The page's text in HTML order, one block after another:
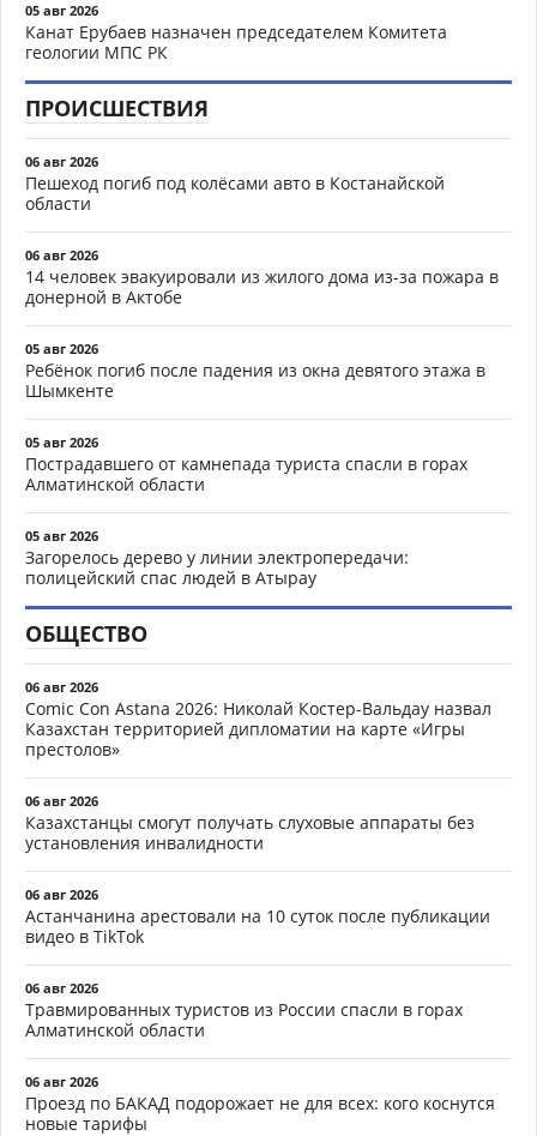
05 авг 2026
Канат Ерубаев назначен председателем Комитета
геологии МПС РК
ПРОИСШЕСТВИЯ
06 авг 2026
Пешеход погиб под колёсами авто в Костанайской
области
06 авг 2026
14 человек эвакуировали из жилого дома из-за пожара в
донерной в Актобе
05 авг 2026
Ребёнок погиб после падения из окна девятого этажа в
Шымкенте
05 авг 2026
Пострадавшего от камнепада туриста спасли в горах
Алматинской области
05 авг 2026
Загорелось дерево у линии электропередачи:
полицейский спас людей в Атырау
ОБЩЕСТВО
06 авг 2026
Comic Con Astana 2026: Николай Костер-Вальдау назвал
Казахстан территорией дипломатии на карте «Игры
престолов»
06 авг 2026
Казахстанцы смогут получать слуховые аппараты без
установления инвалидности
06 авг 2026
Астанчанина арестовали на 10 суток после публикации
видео в TikTok
06 авг 2026
Травмированных туристов из России спасли в горах
Алматинской области
06 авг 2026
Проезд по БАКАД подорожает не для всех: кого коснутся
новые тарифы